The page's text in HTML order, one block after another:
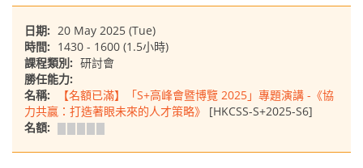
日期: 20 May 2025 (Tue)
時間: 1430 - 1600 (1.5小時)
課程類別: 研討會
勝任能力:
名稱:
【名額已滿】「S+高峰會暨博覽 2025」專題演講 -《協
力共贏：打造著眼未來的人才策略》
[HKCSS-S+2025-S6]
名額: